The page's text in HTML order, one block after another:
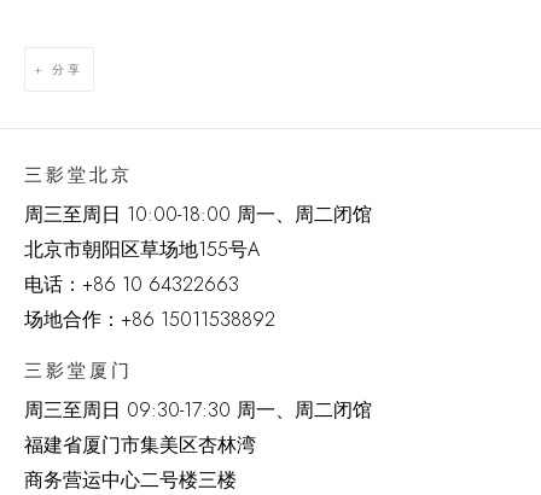
分享
三影堂北京
周三至周日 10:00-18:00 周一、周二闭馆
北京市朝阳区草场地155号A
电话： +86 10 64322663
场地合作：+86 15011538892
三影堂厦门
周三至周日 09:30-17:30 周一、周二闭馆
福建省厦门市集美区杏林湾
商务营运中心二号楼三楼